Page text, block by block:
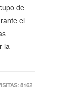
de
el
la
8162